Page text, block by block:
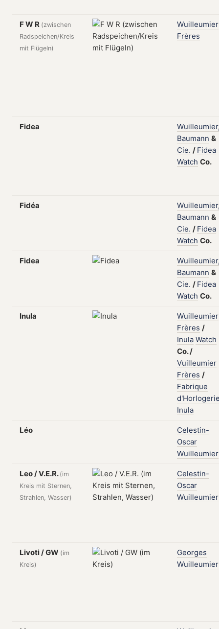
F W R (zwischen
Radspeichen/Kreis
mit Flügeln)
Wuilleumier
Frères
Fidea
Baumann &
Cie. / Fidea
Watch Co.
Fidéa
Baumann &
Cie. / Fidea
Watch Co.
Fidea
Baumann &
Cie. / Fidea
Watch Co.
Inula
Wuilleumier
Frères /
Inula Watch
Co./
Vuilleumier
Frères /
Fabrique
Inula
Léo
Celestin-
Oscar
Wuilleumier
Leo / V.E.R. (im
Kreis mit Sternen,
Strahlen, Wasser)
Celestin-
Oscar
Wuilleumier
Livoti / GW (im
Kreis)
Georges
Wuilleumier